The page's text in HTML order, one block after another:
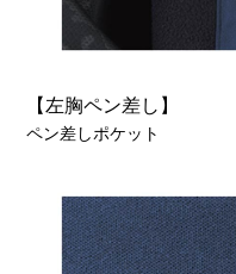
【左胸ペン差し】
ペン差しポケット